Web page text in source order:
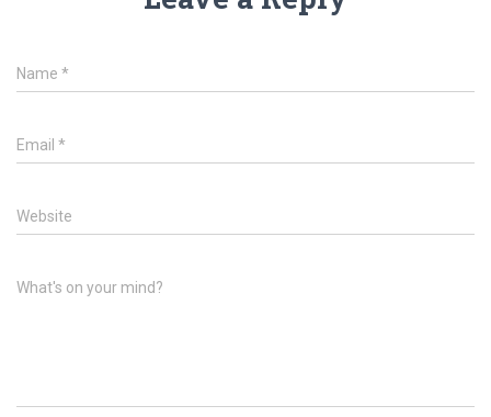
Name *
Email *
Website
What's on your mind?